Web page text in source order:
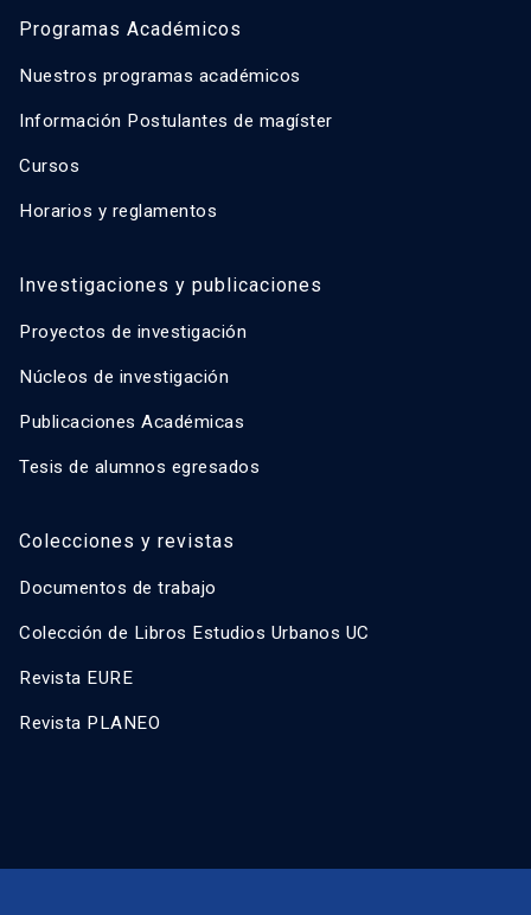
Programas Académicos
Nuestros programas académicos
Información Postulantes de magíster
Cursos
Horarios y reglamentos
Investigaciones y publicaciones
Proyectos de investigación
Núcleos de investigación
Publicaciones Académicas
Tesis de alumnos egresados
Colecciones y revistas
Documentos de trabajo
Colección de Libros Estudios Urbanos UC
Revista EURE
Revista PLANEO